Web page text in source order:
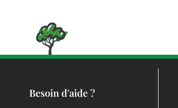
Besoin d'aide ?